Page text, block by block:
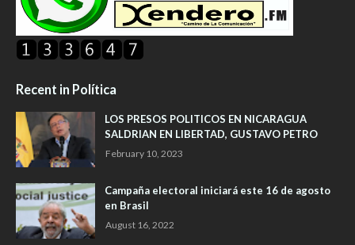
Recent in Política
LOS PRESOS POLITICOS EN NICARAGUA
SALDRIAN EN LIBERTAD, GUSTAVO PETRO
February 10, 2023
Campaña electoral iniciará este 16 de agosto
en Brasil
August 16, 2022